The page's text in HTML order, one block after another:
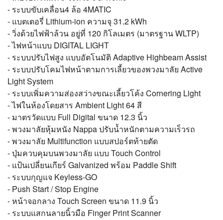
- ระบบขับเคลื่อน4 ล้อ 4MATIC
- แบตเตอรี่ Lithium-ion ความจุ 31.2 kWh
- วิ่งด้วยไฟฟ้าล้วน อยู่ที่ 120 กิโลเมตร (มาตรฐาน WLTP)
- ไฟหน้าแบบ DIGITAL LIGHT
- ระบบปรับไฟสูง แบบอัตโนมัติ Adaptive Highbeam Assist
- ระบบปรับโคมไฟหน้าตามการเลี้ยวของพวงมาลัย Active
Light System
- ระบบเพิ่มความส่องสว่างขณะเลี้ยวโค้ง Cornering Light
- ไฟในห้องโดยสาร Ambient Light 64 สี
- มาตรวัดแบบ Full Digital ขนาด 12.3 นิ้ว
- พวงมาลัยหุ้มหนัง Nappa ปรับน้ำหนักตามความเร็วรถ
- พวงมาลัย Multifunction แบบสปอร์ตท้ายตัด
- ปุ่มควบคุมบนพวงมาลัย แบบ Touch Control
- แป้นเปลี่ยนเกียร์ Galvanized พร้อม Paddle Shift
- ระบบกุญแจ Keyless-GO
- Push Start / Stop Engine
- หน้าจอกลาง Touch Screen ขนาด 11.9 นิ้ว
- ระบบแสกนลายนิ้วมือ Finger Print Scanner